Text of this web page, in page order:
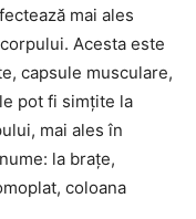
mai ales
Acesta este
capsule musculare,
pot fi simțite la
mai ales în
la brațe,
coloana